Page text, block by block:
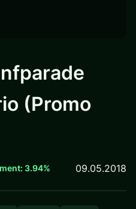
(Promo
3.94% 09.05.2018